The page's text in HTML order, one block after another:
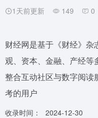
1天前更新 149 0
财经网是基于《财经》
观、资本、金融、产经等
整合互动社区与数字阅读
考的用户
收录时间：
2024-12-30